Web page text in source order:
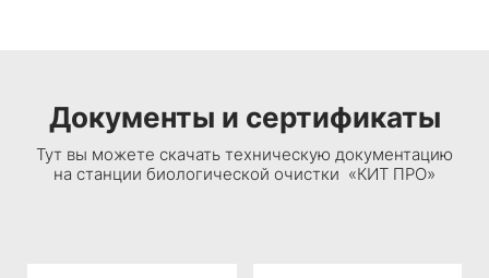
Документы и сертификаты
Тут вы можете скачать техническую документацию
на станции биологической очистки «КИТ ПРО»